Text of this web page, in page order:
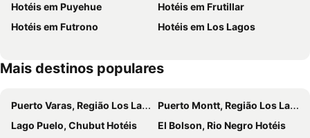
Hotéis em Puyehue
Hotéis em Frutillar
Hotéis em Futrono
Hotéis em Los Lagos
Mais destinos populares
Puerto Varas, Região Los Lagos Hotéis
Puerto Montt, Região Los Lagos Hotéis
Lago Puelo, Chubut Hotéis
El Bolson, Rio Negro Hotéis